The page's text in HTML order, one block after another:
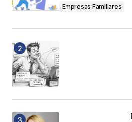
Empresas Familiares